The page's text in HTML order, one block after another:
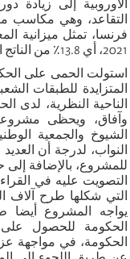
الأوروبية إلى زيادة
التقاعد، وهي مكاسب
2021، أي 13.8٪ من الناتج المحلي الإجمالي.
استولت الحمى على
المتزايدة للطبقات
الناحية النظرية، لدى
وآفاق، ويحظى
الشيوخ والجمعية
النواب، لدرجة أن
للمشروع، بالإضافة
التصويت عليه في
التي شكلها طرح آلاف
يواجه المشروع
الحكومة للحصول على
الحكومة، في مواجهة